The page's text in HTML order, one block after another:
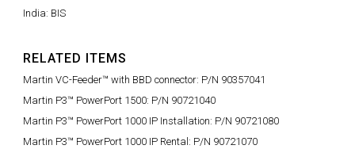
India: BIS
RELATED ITEMS
Martin VC-Feeder™ with BBD connector: P/N 90357041
Martin P3™ PowerPort 1500: P/N 90721040
Martin P3™ PowerPort 1000 IP Installation: P/N 90721080
Martin P3™ PowerPort 1000 IP Rental: P/N 90721070